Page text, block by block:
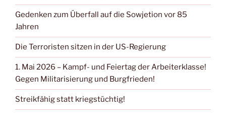
Gedenken zum Überfall auf die Sowjetion vor 85
Jahren
Die Terroristen sitzen in der US-Regierung
1. Mai 2026 – Kampf- und Feiertag der Arbeiterklasse!
Gegen Militarisierung und Burgfrieden!
Streikfähig statt kriegstüchtig!